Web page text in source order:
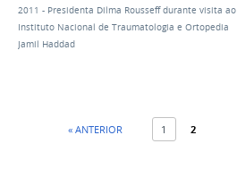
2011 - Presidenta Dilma Rousseff durante visita ao
Instituto Nacional de Traumatologia e Ortopedia
Jamil Haddad
« ANTERIOR 1 2